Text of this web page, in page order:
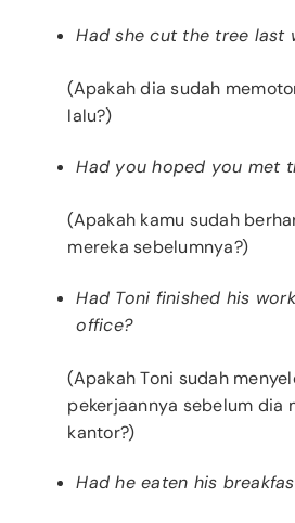
Had she cut the tree last
(Apakah dia sudah
lalu?)
Had you hoped you met
(Apakah kamu sudah
mereka sebelumnya?)
Had Toni finished his
office?
(Apakah Toni sudah
pekerjaannya sebelum dia
kantor?)
Had he eaten his